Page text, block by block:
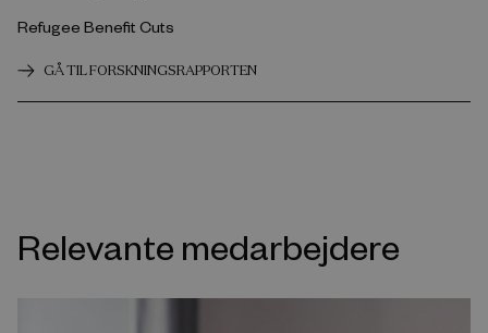
Refugee Benefit Cuts
GÅ TIL FORSKNINGSRAPPORTEN
Relevante medarbejdere